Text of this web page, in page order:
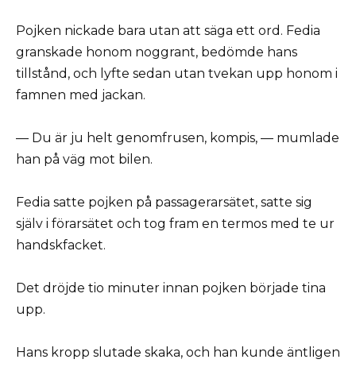
Pojken nickade bara utan att säga ett ord. Fedia
granskade honom noggrant, bedömde hans
tillstånd, och lyfte sedan utan tvekan upp honom i
famnen med jackan.
— Du är ju helt genomfrusen, kompis, — mumlade
han på väg mot bilen.
Fedia satte pojken på passagerarsätet, satte sig
själv i förarsätet och tog fram en termos med te ur
handskfacket.
Det dröjde tio minuter innan pojken började tina
upp.
Hans kropp slutade skaka, och han kunde äntligen